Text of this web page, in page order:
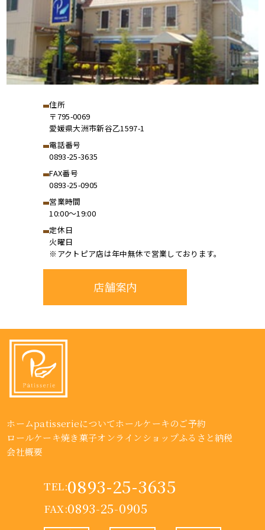
住所
〒795-0069
愛媛県大洲市新谷乙1597-1
電話番号
0893-25-3635
FAX番号
0893-25-0905
営業時間
10:00～19:00
定休日
火曜日
※アクトピア店は年中無休で営業しております。
店舗案内
ホームpatisserieについてホールケーキのご予約
ロールケーキ焼き菓子オンラインショップふるさと納税
会社概要
TEL:0893-25-3635
FAX:0893-25-0905